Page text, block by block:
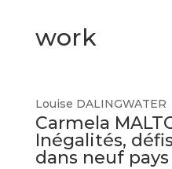
work
Louise DALINGWATER
Carmela
Inégalités,
dans neuf